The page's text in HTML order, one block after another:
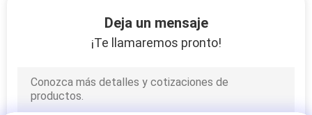
alambre de púas de
afeitar
Deja un mensaje
¡Te llamaremos pronto!